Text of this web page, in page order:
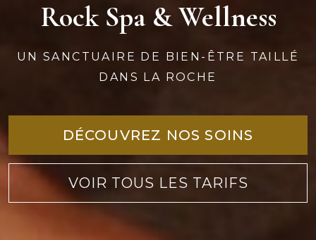
Rock Spa & Wellness
UN SANCTUAIRE DE BIEN-ÊTRE TAILLÉ
DANS LA ROCHE
DÉCOUVREZ NOS SOINS
VOIR TOUS LES TARIFS